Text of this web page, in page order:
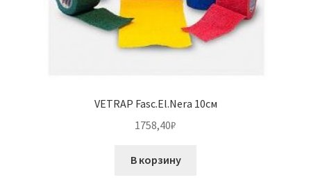
VETRAP Fasc.El.Nera 10см
1758,40₽
В корзину